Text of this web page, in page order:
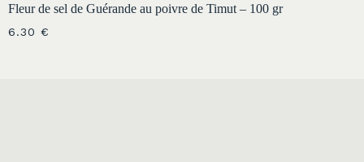
Fleur de sel de Guérande au poivre de Timut – 100 gr
6.30 €